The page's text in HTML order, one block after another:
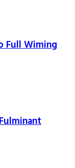
Full Wiming